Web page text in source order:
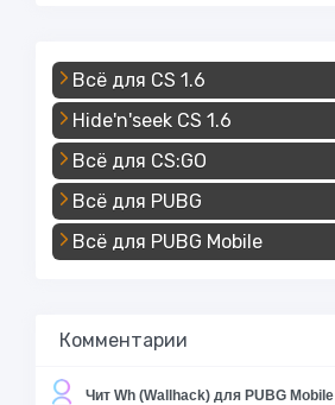
Всё для CS 1.6
Hide'n'seek CS 1.6
Всё для CS:GO
Всё для PUBG
Всё для PUBG Mobile
Комментарии
Чит Wh (Wallhack) для PUBG Mobile